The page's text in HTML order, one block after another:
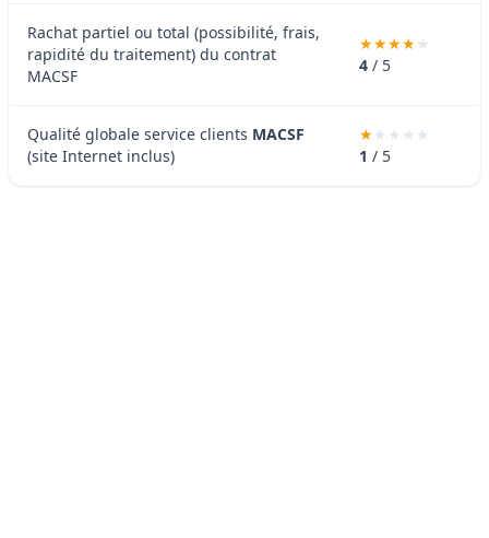
Rachat partiel ou total (possibilité, frais,
rapidité du traitement) du contrat
MACSF
4 / 5
Qualité globale service clients MACSF
(site Internet inclus)
1 / 5